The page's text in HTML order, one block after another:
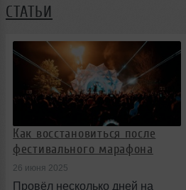
организован через платформу
покрыть хирургическое
вмешательство и повседневные
расходы в период лечения.
СТАТЬИ
Как восстановиться после
фестивального марафона
26 июня 2025
Провёл несколько дней на